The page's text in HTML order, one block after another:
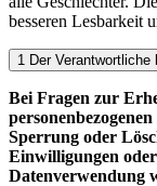
besseren Lesbarkeit
1 Der
Bei Fragen zur
Sperrung oder
Einwilligungen
Datenverwendung